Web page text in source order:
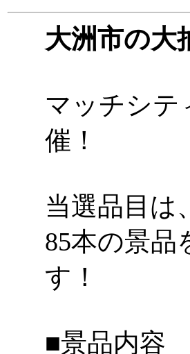
大洲市の大
マッチシテ
催！
当選品目は
85本の景品
す！
■景品内容